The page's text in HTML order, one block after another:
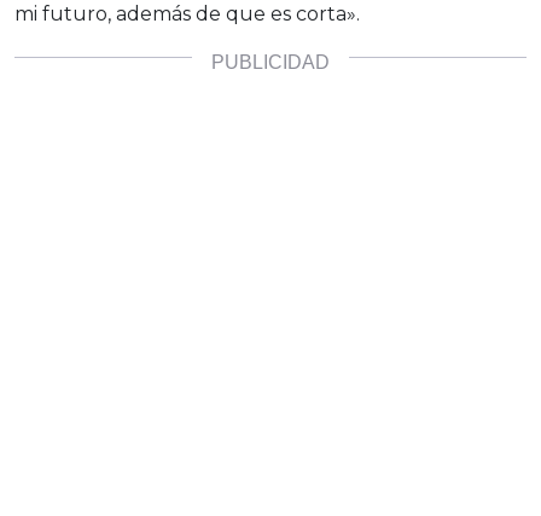
mi futuro, además de que es corta».